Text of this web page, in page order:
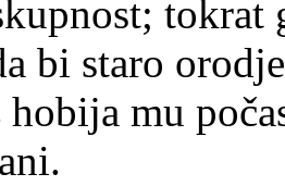
tokrat
bi staro
mu